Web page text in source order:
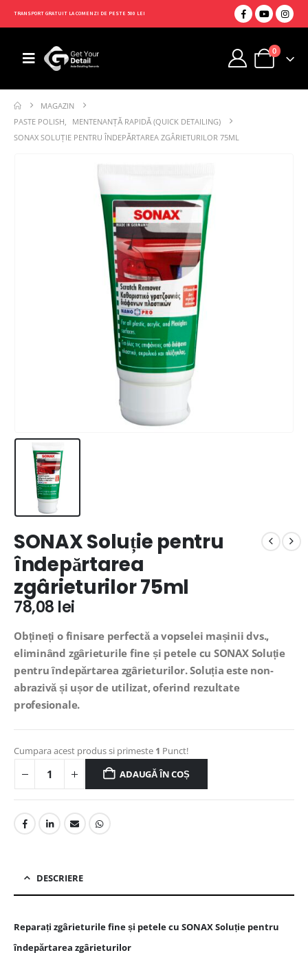
TRANSPORT GRATUIT LA COMENZI DE PESTE 500 LEI
0
MAGAZIN
PASTE POLISH,
MENTENANȚĂ RAPIDĂ (QUICK DETAILING)
SONAX SOLUȚIE PENTRU ÎNDEPĂRTAREA ZGÂRIETURILOR 75ML
SONAX Soluție pentru
îndepărtarea
zgârieturilor 75ml
78,08 lei
Obțineți o finisare perfectă a vopselei mașinii dvs.,
eliminând zgârieturile fine și petele cu SONAX Soluție
pentru îndepărtarea zgârieturilor. Soluția este non-
abrazivă și ușor de utilizat, oferind rezultate
profesionale.
Cumpara acest produs si primeste 1 Punct!
ADAUGĂ ÎN COȘ
DESCRIERE
Reparați zgârieturile fine și petele cu SONAX Soluție pentru
îndepărtarea zgârieturilor